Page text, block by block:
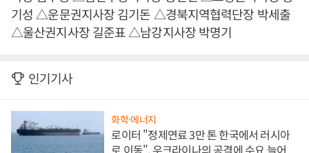
기성 △운문권지사장 김기돈 △경북지역협력단장 박세출
△울산권지사장 길준표 △남강지사장 박명기
인기기사
화학·에너지
로이터 "정제연료 3만 톤 한국에서 러시아
로 이동", 우크라이나의 공격에 수요 늘어